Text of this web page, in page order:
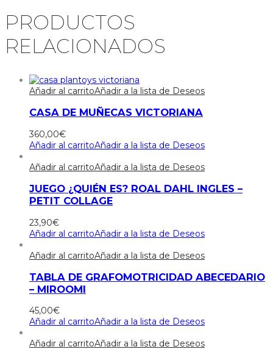
PRODUCTOS
RELACIONADOS
Añadir al carritoAñadir a la lista de Deseos
CASA DE MUÑECAS VICTORIANA
360,00€
Añadir al carritoAñadir a la lista de Deseos
Añadir al carritoAñadir a la lista de Deseos
JUEGO ¿QUIÉN ES? ROAL DAHL INGLES –
PETIT COLLAGE
23,90€
Añadir al carritoAñadir a la lista de Deseos
Añadir al carritoAñadir a la lista de Deseos
TABLA DE GRAFOMOTRICIDAD ABECEDARIO
– MIROOMI
45,00€
Añadir al carritoAñadir a la lista de Deseos
Añadir al carritoAñadir a la lista de Deseos